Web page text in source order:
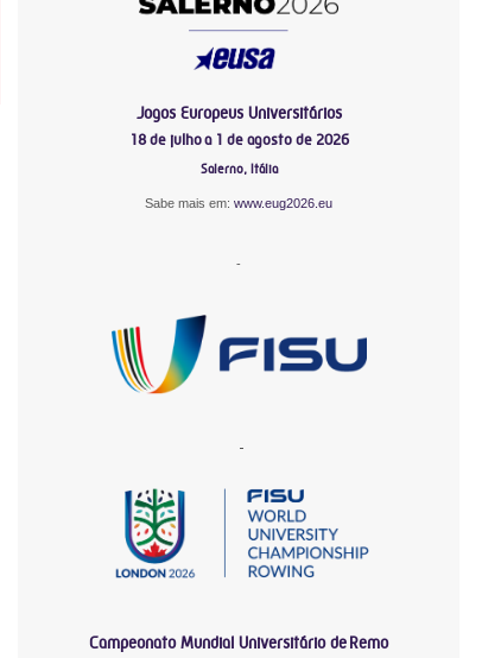
Jogos Europeus Universitários
18 de julho a 1 de agosto de 2026
Salerno, Itália
Sabe mais em:www.eug2026.eu
-
-
Campeonato Mundial Universitário de Remo